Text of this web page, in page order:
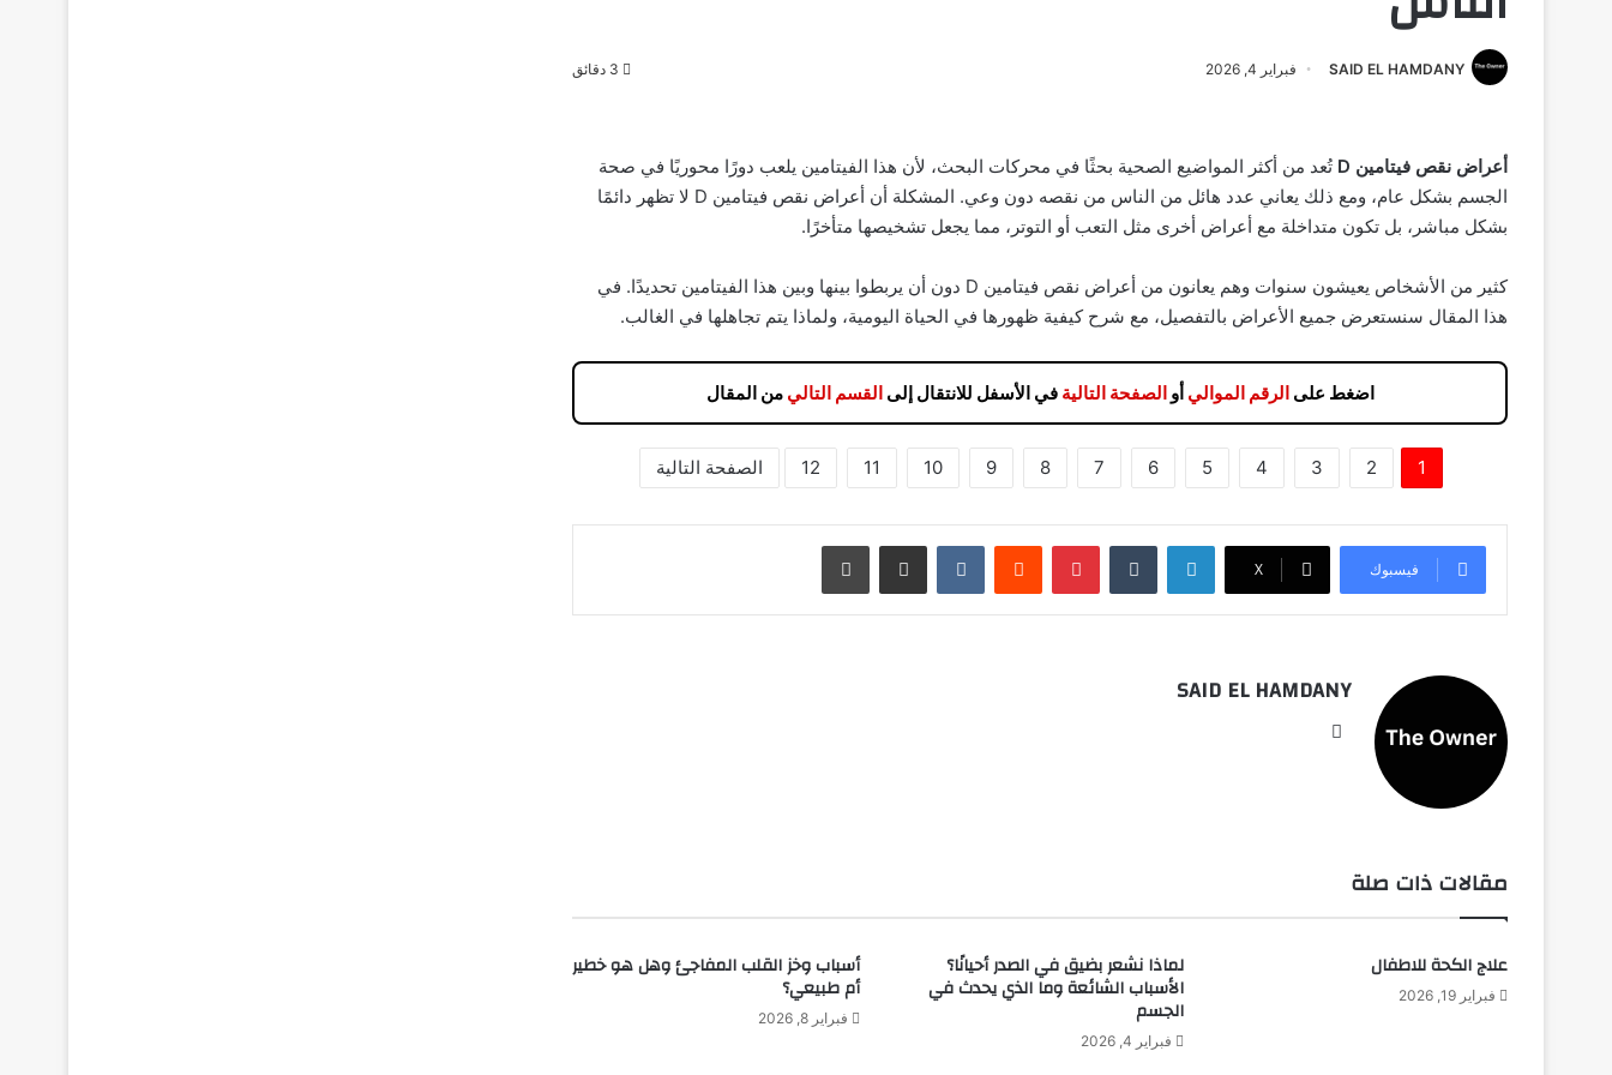
SAID EL HAMDANY فبراير 4, 2026
أعراض نقص فيتامين D
تُعد من أكثر المواضيع الصحية بحثًا في محركات البحث، لأن هذا الفيتامين يلعب دورًا محوريًا في صحة
الجسم بشكل عام، ومع ذلك يعاني عدد هائل من الناس من نقصه دون وعي. المشكلة أن أعراض نقص فيتامين D لا تظهر دائمًا
بشكل مباشر، بل تكون متداخلة مع أعراض أخرى مثل التعب أو التوتر، مما يجعل تشخيصها متأخرًا.
كثير من الأشخاص يعيشون سنوات وهم يعانون من أعراض نقص فيتامين D دون أن يربطوا بينها وبين هذا الفيتامين تحديدًا. في
هذا المقال سنستعرض جميع الأعراض بالتفصيل، مع شرح كيفية ظهورها في الحياة اليومية، ولماذا يتم تجاهلها في الغالب.
اضغط على الرقم الموالي أو الصفحة التالية في الأسفل للانتقال إلى القسم التالي من المقال
1
2
3
4
5
6
7
8
9
10
11
12 الصفحة التالية
فيسبوك ‫X
لينكدإن بينتيريست مشاركة عبر البريد طباعة
SAID EL HAMDANY
مقالات ذات صلة
علاج الكحة للاطفال
فبراير 19, 2026
لماذا نشعر بضيق في الصدر أحيانًا؟
الأسباب الشائعة وما الذي يحدث في
الجسم
فبراير 4, 2026
أسباب وخز القلب المفاجئ وهل هو خطير
أم طبيعي؟
فبراير 8, 2026